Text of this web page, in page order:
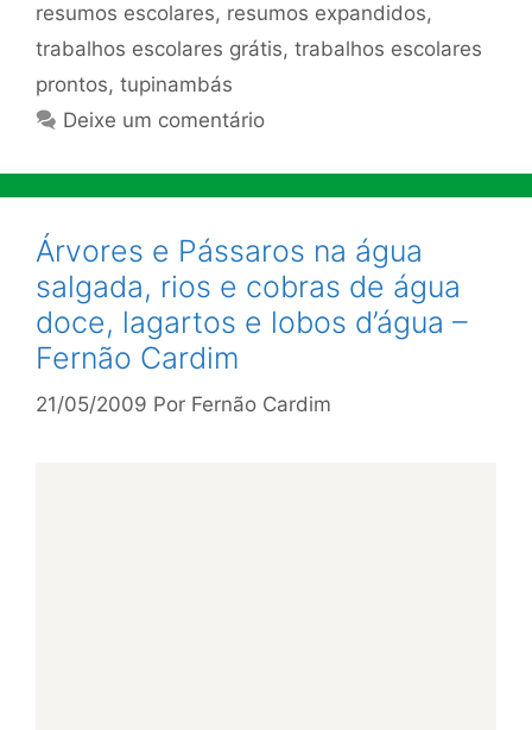
resumos escolares, resumos expandidos,
trabalhos escolares grátis, trabalhos escolares
prontos, tupinambás
Deixe um comentário
Árvores e Pássaros na água
salgada, rios e cobras de água
doce, lagartos e lobos d’água –
Fernão Cardim
21/05/2009 Por Fernão Cardim